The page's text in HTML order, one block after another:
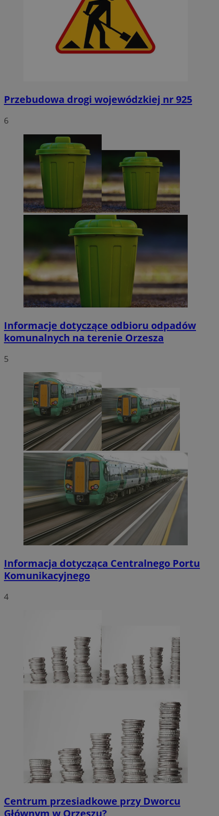
Przebudowa drogi wojewódzkiej nr 925
6
Informacje dotyczące odbioru odpadów
komunalnych na terenie Orzesza
5
Informacja dotycząca Centralnego Portu
Komunikacyjnego
4
Centrum przesiadkowe przy Dworcu